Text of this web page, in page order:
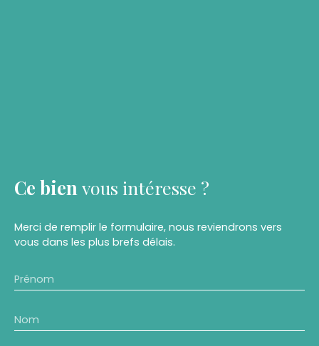
Ce bien vous intéresse ?
Merci de remplir le formulaire, nous reviendrons vers
vous dans les plus brefs délais.
Prénom
Nom